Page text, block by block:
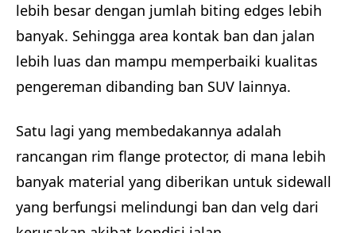
lebih besar dengan jumlah biting edges lebih
banyak. Sehingga area kontak ban dan jalan
lebih luas dan mampu memperbaiki kualitas
pengereman dibanding ban SUV lainnya.
Satu lagi yang membedakannya adalah
rancangan rim flange protector, di mana lebih
banyak material yang diberikan untuk sidewall
yang berfungsi melindungi ban dan velg dari